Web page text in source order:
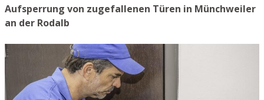
Aufsperrung von zugefallenen Türen in Münchweiler
an der Rodalb